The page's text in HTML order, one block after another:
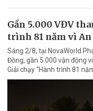
Gần 5.000 VĐV
trình 81 năm vì
Sáng 2/8, tại NovaWorld
Đồng, gần 5.000 vận động
Giải chạy “Hành trình 81